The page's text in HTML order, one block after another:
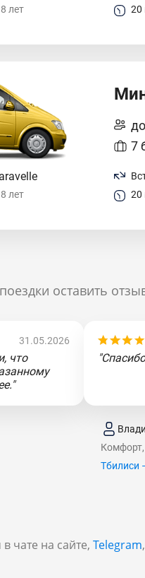
лет
20
лет
7
20
оставить
31.05.2026
что
Комфорт,
Тбилиси
чате на сайте, Telegram,